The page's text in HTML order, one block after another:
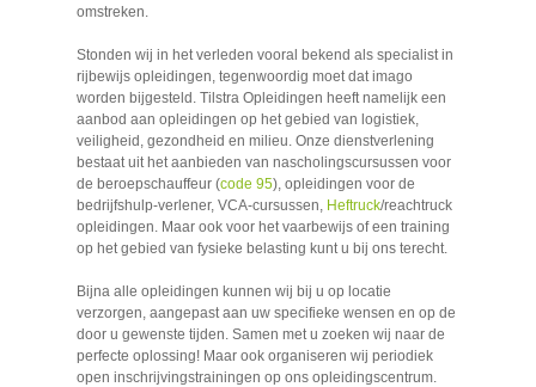
omstreken.
Stonden wij in het verleden vooral bekend als specialist in
rijbewijs opleidingen, tegenwoordig moet dat imago
worden bijgesteld. Tilstra Opleidingen heeft namelijk een
aanbod aan opleidingen op het gebied van logistiek,
veiligheid, gezondheid en milieu. Onze dienstverlening
bestaat uit het aanbieden van nascholingscursussen voor
de beroepschauffeur (code 95), opleidingen voor de
bedrijfshulp-verlener, VCA-cursussen, Heftruck/reachtruck
opleidingen. Maar ook voor het vaarbewijs of een training
op het gebied van fysieke belasting kunt u bij ons terecht.
Bijna alle opleidingen kunnen wij bij u op locatie
verzorgen, aangepast aan uw specifieke wensen en op de
door u gewenste tijden. Samen met u zoeken wij naar de
perfecte oplossing! Maar ook organiseren wij periodiek
open inschrijvingstrainingen op ons opleidingscentrum.